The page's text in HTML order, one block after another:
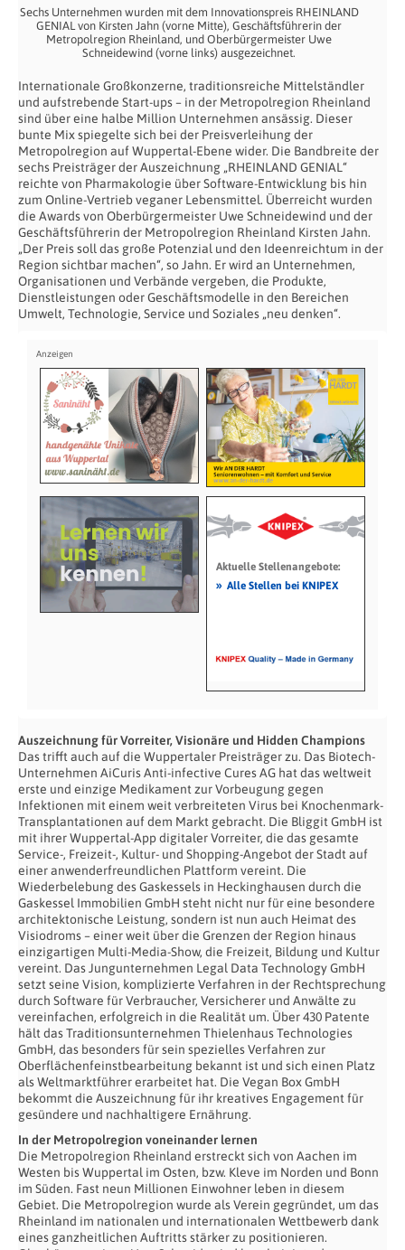
Sechs Unternehmen wurden mit dem Innovationspreis RHEINLAND
GENIAL von Kirsten Jahn (vorne Mitte), Geschäftsführerin der
Metropolregion Rheinland, und Oberbürgermeister Uwe
Schneidewind (vorne links) ausgezeichnet.
Internationale Großkonzerne, traditionsreiche Mittelständler
und aufstrebende Start-ups – in der Metropolregion Rheinland
sind über eine halbe Million Unternehmen ansässig. Dieser
bunte Mix spiegelte sich bei der Preisverleihung der
Metropolregion auf Wuppertal-Ebene wider. Die Bandbreite der
sechs Preisträger der Auszeichnung „RHEINLAND GENIAL“
reichte von Pharmakologie über Software-Entwicklung bis hin
zum Online-Vertrieb veganer Lebensmittel. Überreicht wurden
die Awards von Oberbürgermeister Uwe Schneidewind und der
Geschäftsführerin der Metropolregion Rheinland Kirsten Jahn.
„Der Preis soll das große Potenzial und den Ideenreichtum in der
Region sichtbar machen“, so Jahn. Er wird an Unternehmen,
Organisationen und Verbände vergeben, die Produkte,
Dienstleistungen oder Geschäftsmodelle in den Bereichen
Umwelt, Technologie, Service und Soziales „neu denken“.
Aktuelle Stellenangebote:
» Alle Stellen bei KNIPEX
Auszeichnung für Vorreiter, Visionäre und Hidden Champions
Das trifft auch auf die Wuppertaler Preisträger zu. Das Biotech-
Unternehmen AiCuris Anti-infective Cures AG hat das weltweit
erste und einzige Medikament zur Vorbeugung gegen
Infektionen mit einem weit verbreiteten Virus bei Knochenmark-
Transplantationen auf dem Markt gebracht. Die Bliggit GmbH ist
mit ihrer Wuppertal-App digitaler Vorreiter, die das gesamte
Service-, Freizeit-, Kultur- und Shopping-Angebot der Stadt auf
einer anwenderfreundlichen Plattform vereint. Die
Wiederbelebung des Gaskessels in Heckinghausen durch die
Gaskessel Immobilien GmbH steht nicht nur für eine besondere
architektonische Leistung, sondern ist nun auch Heimat des
Visiodroms – einer weit über die Grenzen der Region hinaus
einzigartigen Multi-Media-Show, die Freizeit, Bildung und Kultur
vereint. Das Jungunternehmen Legal Data Technology GmbH
setzt seine Vision, komplizierte Verfahren in der Rechtsprechung
durch Software für Verbraucher, Versicherer und Anwälte zu
vereinfachen, erfolgreich in die Realität um. Über 430 Patente
hält das Traditionsunternehmen Thielenhaus Technologies
GmbH, das besonders für sein spezielles Verfahren zur
Oberflächenfeinstbearbeitung bekannt ist und sich einen Platz
als Weltmarktführer erarbeitet hat. Die Vegan Box GmbH
bekommt die Auszeichnung für ihr kreatives Engagement für
gesündere und nachhaltigere Ernährung.
In der Metropolregion voneinander lernen
Die Metropolregion Rheinland erstreckt sich von Aachen im
Westen bis Wuppertal im Osten, bzw. Kleve im Norden und Bonn
im Süden. Fast neun Millionen Einwohner leben in diesem
Gebiet. Die Metropolregion wurde als Verein gegründet, um das
Rheinland im nationalen und internationalen Wettbewerb dank
eines ganzheitlichen Auftritts stärker zu positionieren.